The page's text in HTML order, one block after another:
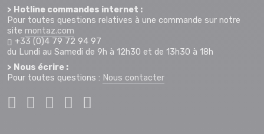
> Hotline commandes internet :
Pour toutes questions relatives à une commande sur notre
site montaz.com
+33 (0)4 79 72 94 97
du Lundi au Samedi de 9h à 12h30 et de 13h30 à 18h
> Nous écrire :
Pour toutes questions : Nous contacter